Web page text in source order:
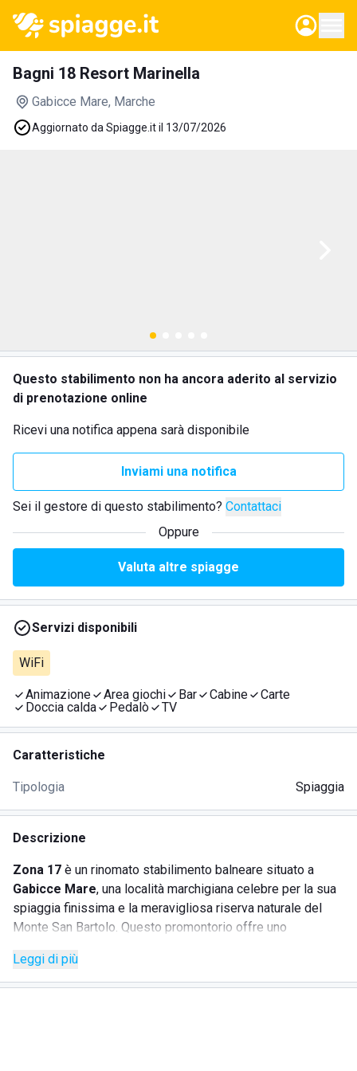
Bagni 18 Resort Marinella
Gabicce Mare, Marche
Aggiornato da Spiagge.it il 13/07/2026
Questo stabilimento non ha ancora aderito al servizio
di prenotazione online
Ricevi una notifica appena sarà disponibile
Inviami una notifica
Sei il gestore di questo stabilimento? Contattaci
Oppure
Valuta altre spiagge
Servizi disponibili
WiFi
Animazione Area giochi Bar Cabine
Carte
Doccia calda
Pedalò TV
Caratteristiche
Tipologia Spiaggia
Descrizione
Zona 17 è un rinomato stabilimento balneare situato a
Gabicce Mare, una località marchigiana celebre per la sua
spiaggia finissima e la meravigliosa riserva naturale del
Monte San Bartolo. Questo promontorio offre uno
ripide sul mare. Lo stabilimento è perfetto per chi desidera
rilassarsi in una cornice naturale unica e garantisce
Leggi di più